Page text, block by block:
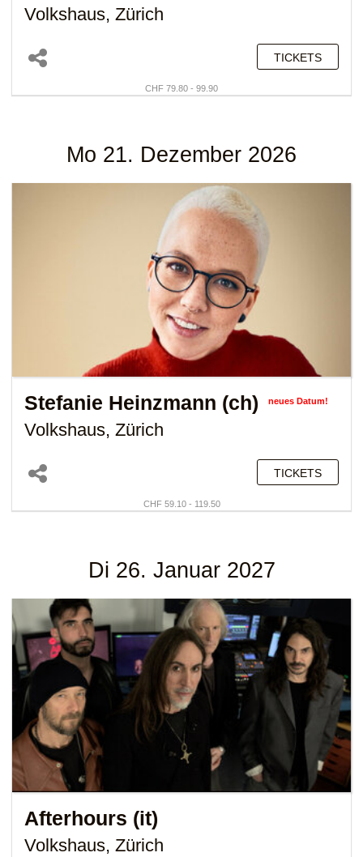
Volkshaus, Zürich
TICKETS
CHF 79.80 - 99.90
Mo 21. Dezember 2026
Stefanie Heinzmann (ch) neues Datum!
Volkshaus, Zürich
TICKETS
CHF 59.10 - 119.50
Di 26. Januar 2027
Afterhours (it)
Volkshaus, Zürich